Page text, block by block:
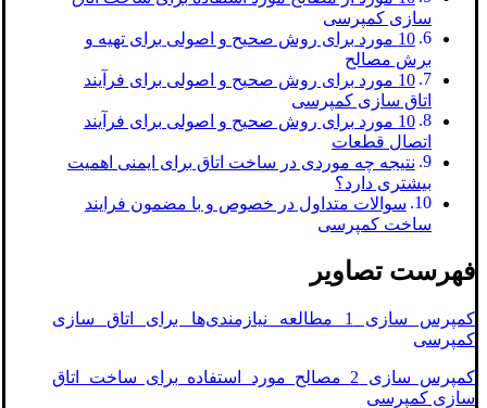
سازی کمپرسی
10 مورد برای روش صحیح و اصولی برای تهیه و
برش مصالح
10 مورد برای روش صحیح و اصولی برای فرآیند
اتاق سازی کمپرسی
10 مورد برای روش صحیح و اصولی برای فرآیند
اتصال قطعات
نتیجه چه موردی در ساخت اتاق برای ایمنی اهمیت
بیشتری دارد؟
سوالات متداول در خصوص و با مضمون فرایند
ساخت کمپرسی
فهرست تصاویر
کمپرس سازی 1 مطالعه نیازمندی‌ها برای اتاق سازی
کمپرسی
کمپرس سازی 2 مصالح مورد استفاده برای ساخت اتاق
سازی کمپرسی